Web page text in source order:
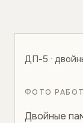
ДП-5 ·
ФОТО РАБОТ
Двойные